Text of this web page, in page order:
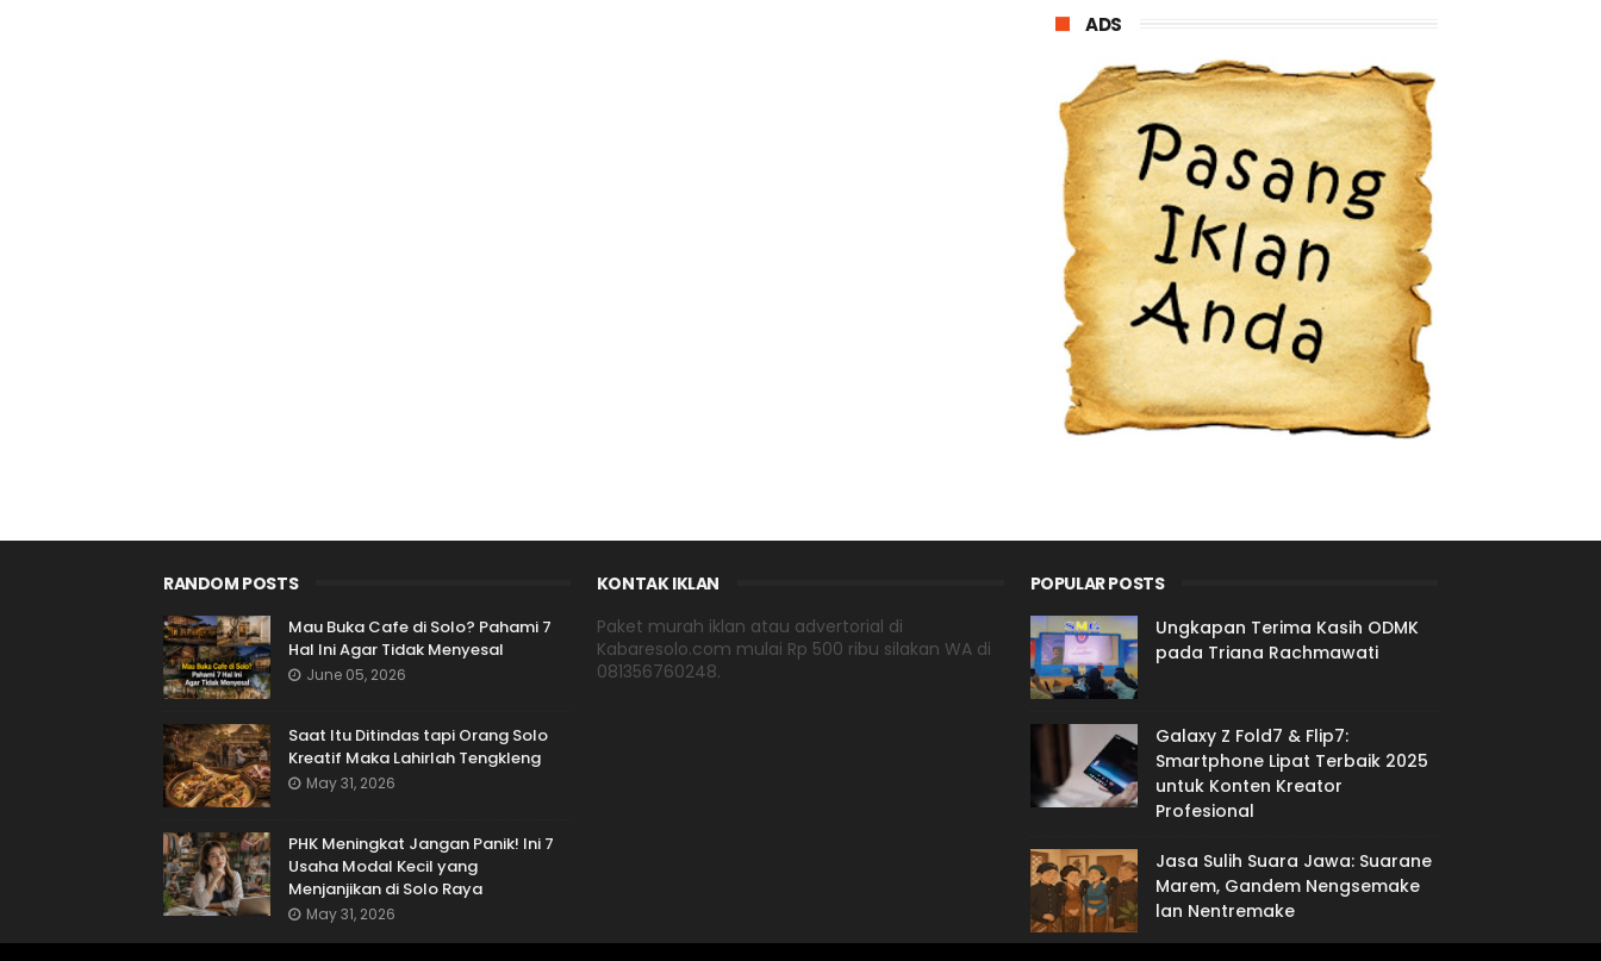
ADS
RANDOM POSTS
Mau Buka Cafe di Solo? Pahami 7
Hal Ini Agar Tidak Menyesal
June 05, 2026
Saat Itu Ditindas tapi Orang Solo
Kreatif Maka Lahirlah Tengkleng
May 31, 2026
PHK Meningkat Jangan Panik! Ini 7
Usaha Modal Kecil yang
Menjanjikan di Solo Raya
May 31, 2026
KONTAK IKLAN
Paket murah iklan atau advertorial di
Kabaresolo.com mulai Rp 500 ribu silakan WA di
081356760248.
POPULAR POSTS
Ungkapan Terima Kasih ODMK
pada Triana Rachmawati
Galaxy Z Fold7 & Flip7:
Smartphone Lipat Terbaik 2025
untuk Konten Kreator
Profesional
Jasa Sulih Suara Jawa: Suarane
Marem, Gandem Nengsemake
lan Nentremake